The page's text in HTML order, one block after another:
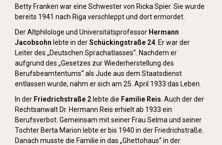
Betty Franken war eine Schwester von Ricka Spier. Sie wurde
bereits 1941 nach Riga verschleppt und dort ermordet.
Der Altphilologe und Universitätsprofessor Hermann
Jacobsohn lebte in derSchückingstraße 24 . Er war der
Leiter des „Deutschen Sprachatlasses“. Nachdem er
aufgrund des „Gesetzes zur Wiederherstellung des
Berufsbeamtentums“ als Jude aus dem Staatsdienst
entlassen wurde, nahm er sich am 25. April 1933 das Leben.
In der Friedrichstraße 2lebte die Familie Reis . Auch der der
Rechtsanwalt Dr. Hermann Reis erhielt ab 1933 ein
Berufsverbot. Gemeinsam mit seiner Frau Selma und seiner
Tochter Berta Marion lebte er bis 1940 in der Friedrichstraße.
Danach musste die Familie in das „Ghettohaus“ in der